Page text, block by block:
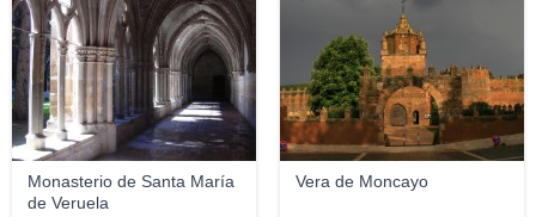
Monasterio de Santa María
de Veruela
Vera de Moncayo